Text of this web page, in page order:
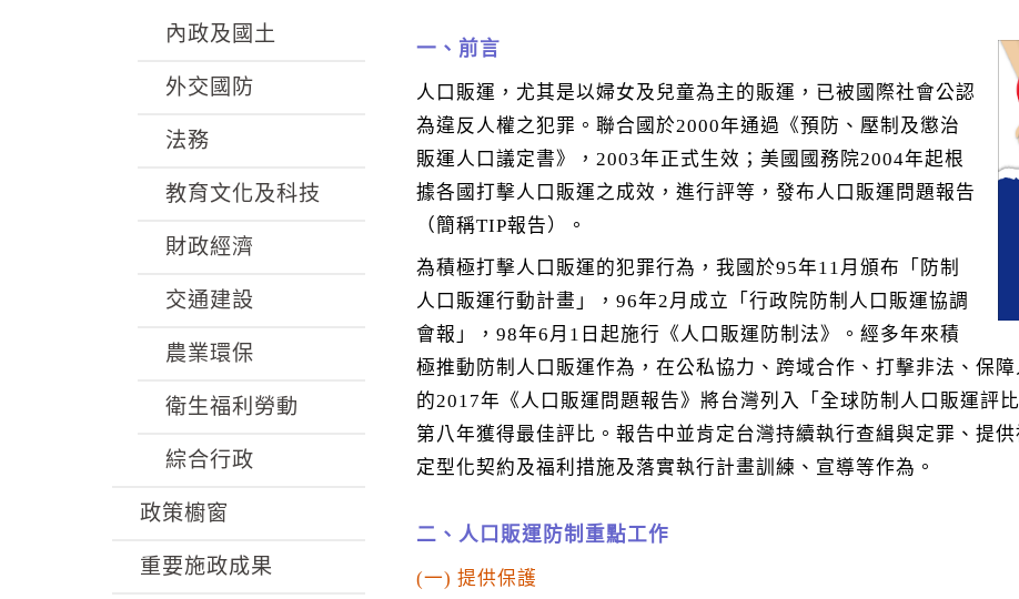
內政及國土
外交國防
法務
教育文化及科技
財政經濟
交通建設
農業環保
衛生福利勞動
綜合行政
政策櫥窗
重要施政成果
一、前言
人口販運，尤其是以婦女及兒童為主的販運，已被國際社會公認
為違反人權之犯罪。聯合國於2000年通過《預防、壓制及懲治
販運人口議定書》，2003年正式生效；美國國務院2004年起根
據各國打擊人口販運之成效，進行評等，發布人口販運問題報告
（簡稱TIP報告）。
為積極打擊人口販運的犯罪行為，我國於95年11月頒布「防制
人口販運行動計畫」，96年2月成立「行政院防制人口販運協調
會報」，98年6月1日起施行《人口販運防制法》。經多年來積
極推動防制人口販運作為，在公私協力、跨域合作、打擊非法、保
的2017年《人口販運問題報告》將台灣列入「全球防制人口販運評
第八年獲得最佳評比。報告中並肯定台灣持續執行查緝與定罪、提
定型化契約及福利措施及落實執行計畫訓練、宣導等作為。
二、人口販運防制重點工作
(一) 提供保護